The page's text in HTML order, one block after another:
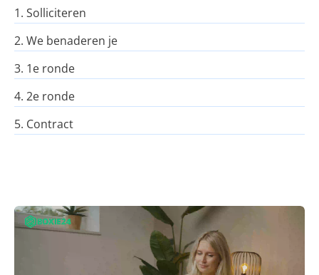
1. Solliciteren
2. We benaderen je
3. 1e ronde
4. 2e ronde
5. Contract